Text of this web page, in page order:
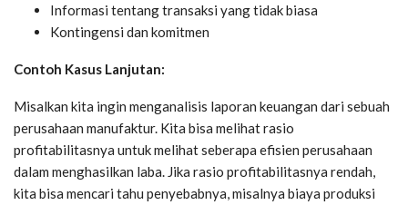
Informasi tentang transaksi yang tidak biasa
Kontingensi dan komitmen
Contoh Kasus Lanjutan:
Misalkan kita ingin menganalisis laporan keuangan dari sebuah
perusahaan manufaktur. Kita bisa melihat rasio
profitabilitasnya untuk melihat seberapa efisien perusahaan
dalam menghasilkan laba. Jika rasio profitabilitasnya rendah,
kita bisa mencari tahu penyebabnya, misalnya biaya produksi